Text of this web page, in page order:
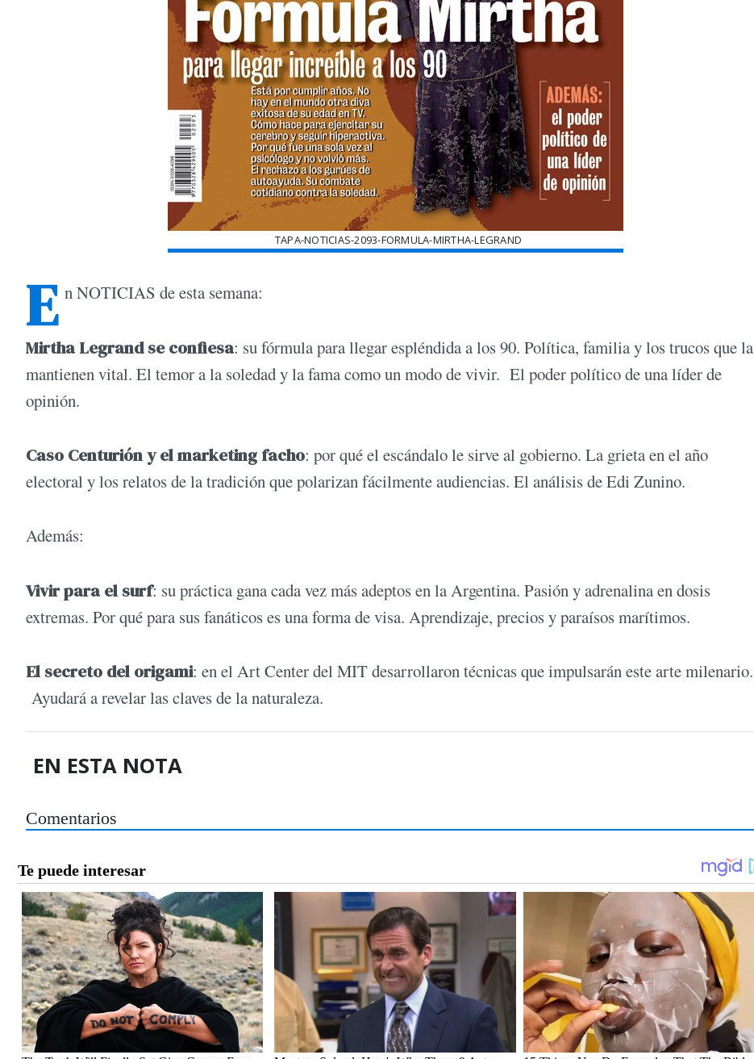
TAPA-NOTICIAS-2093-FORMULA-MIRTHA-LEGRAND
E n NOTICIAS de esta semana:
Mirtha Legrand se confiesa: su fórmula para llegar espléndida a los 90. Política, familia y los trucos que la
mantienen vital. El temor a la soledad y la fama como un modo de vivir. El poder político de una líder de
opinión.
Caso Centurión y el marketing facho: por qué el escándalo le sirve al gobierno. La grieta en el año
electoral y los relatos de la tradición que polarizan fácilmente audiencias. El análisis de Edi Zunino.
Además:
Vivir para el surf: su práctica gana cada vez más adeptos en la Argentina. Pasión y adrenalina en dosis
extremas. Por qué para sus fanáticos es una forma de visa. Aprendizaje, precios y paraísos marítimos.
El secreto del origami: en el Art Center del MIT desarrollaron técnicas que impulsarán este arte milenario.
Ayudará a revelar las claves de la naturaleza.
EN ESTA NOTA
Comentarios